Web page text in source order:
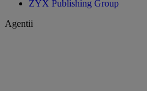
ZYX Publishing Group
Agentii